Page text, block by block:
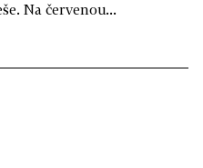
Na červenou...